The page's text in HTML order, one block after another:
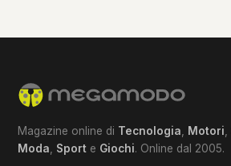
Magazine online di Tecnologia Motori
Moda
Sport e Giochi. Online dal 2005.